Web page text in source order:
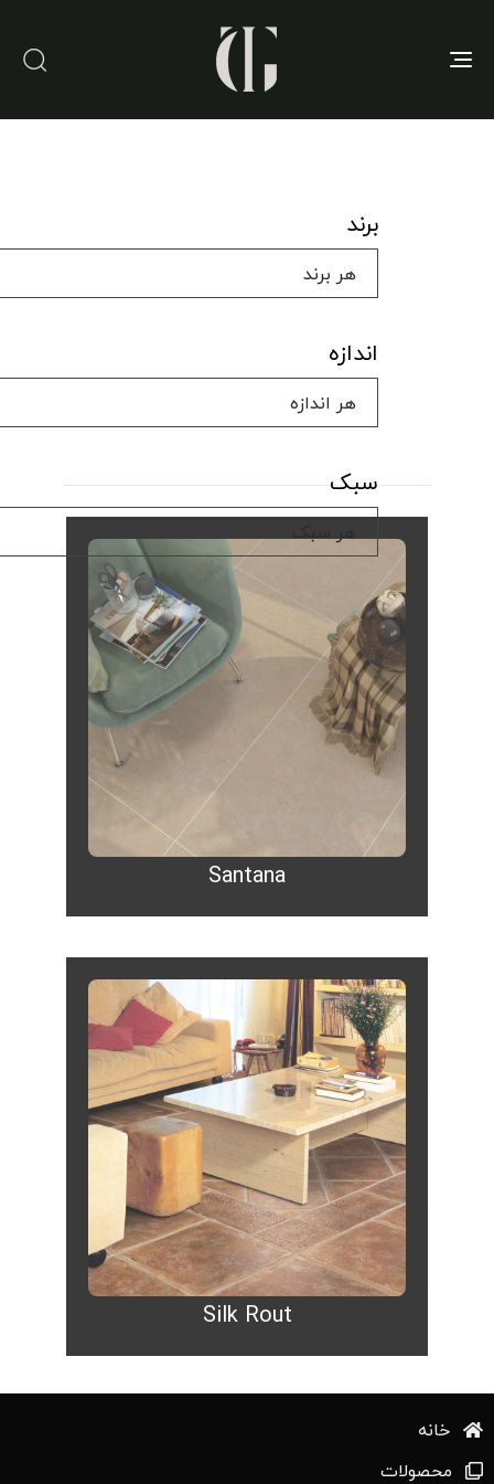
Toggle
Santana
Silk Rout
برند
اندازه
سبک
خانه
محصولات